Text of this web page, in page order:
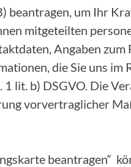
beantragen, um Ihr
mitgeteilten
Angaben zum
die Sie uns
1 lit. b) DSGVO. Die
vorvertraglicher
beantragen“